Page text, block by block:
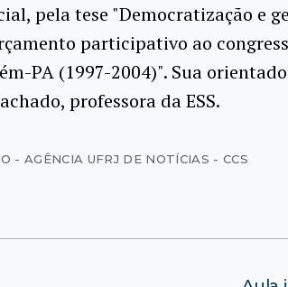
pela tese "Democratização e
participativo ao
PA (1997-2004)". Sua
professora da ESS.
- AGÊNCIA UFRJ DE NOTÍCIAS - CCS